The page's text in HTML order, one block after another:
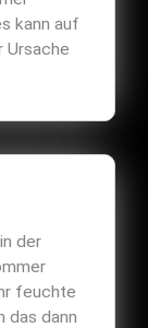
kann auf
Ursache
der
feuchte
das dann